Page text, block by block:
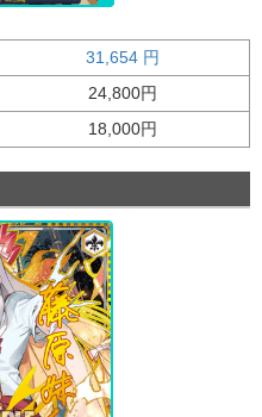
31,654 円
24,800円
18,000円